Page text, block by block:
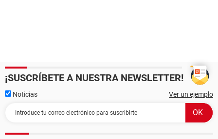
¡SUSCRÍBETE A NUESTRA NEWSLETTER!
Noticias Ver un ejemplo